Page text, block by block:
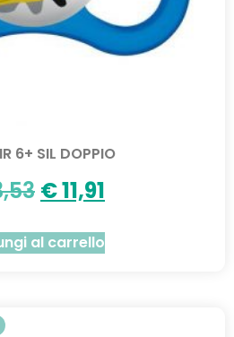
6+ SIL DOPPIO
€11,91
al carrello